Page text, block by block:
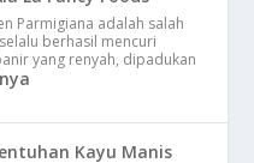
Parmigiana adalah salah
berhasil mencuri
yang renyah, dipadukan
Kayu Manis